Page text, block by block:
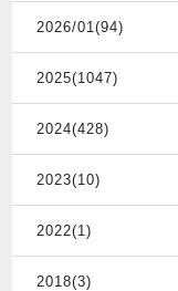
2026/01(94)
2025(1047)
2024(428)
2023(10)
2022(1)
2018(3)